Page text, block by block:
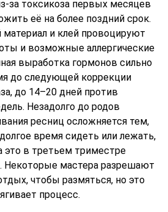
за токсикоза первых месяцев
её на более поздний срок.
и клей провоцируют
и возможные аллергические
выработка гормонов сильно
до следующей коррекции
до 14–20 дней против
Незадолго до родов
ресниц осложняется тем,
время сидеть или лежать,
это в третьем триместре
Некоторые мастера разрешают
чтобы размяться, но это
процесс.